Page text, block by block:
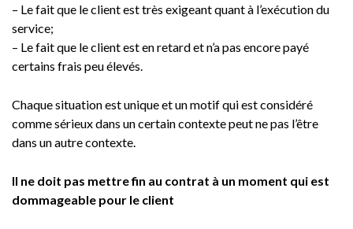
– Le fait que le client est très exigeant quant à l’exécution du
service;
– Le fait que le client est en retard et n’a pas encore payé
certains frais peu élevés.
Chaque situation est unique et un motif qui est considéré
comme sérieux dans un certain contexte peut ne pas l’être
dans un autre contexte.
Il ne doit pas mettre fin au contrat à un moment qui est
dommageable pour le client